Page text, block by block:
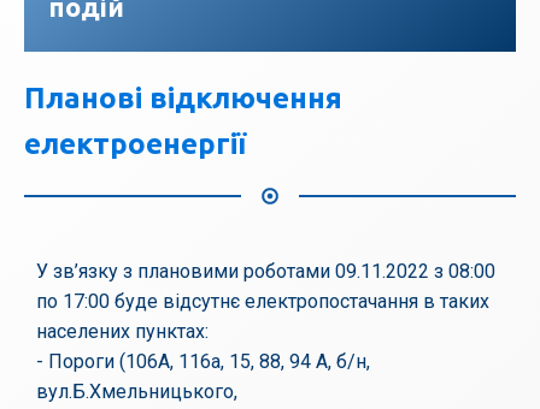
подій
Планові відключення
електроенергії
У зв’язку з плановими роботами 09.11.2022 з 08:00
по 17:00 буде відсутнє електропостачання в таких
населених пунктах:
- Пороги (106А, 116а, 15, 88, 94 А, б/н,
вул.Б.Хмельницького,